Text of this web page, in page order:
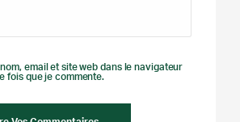
email et site web dans le navigateur
fois que je commente.